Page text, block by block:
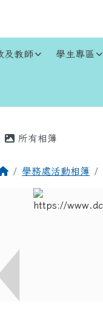
及教師 學生專區
主內容區域
所有相簿
回首頁學務處活動相簿